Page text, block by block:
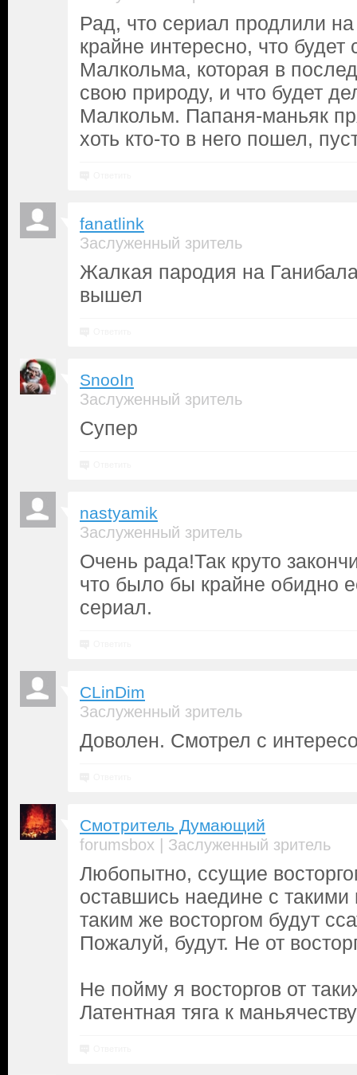
Рад, что сериал продлили на
крайне интересно, что
Малкольма, которая в
свою природу, и что будет
Малкольм. Папаня-маньяк
хоть кто-то в него пошел,
fanatlink
Заслуженный зритель
Жалкая пародия на
вышел
SnooIn
Заслуженный зритель
Супер
nastyamik
Заслуженный зритель
Очень рада!Так круто
что было бы крайне обидно
сериал.
CLinDim
Заслуженный зритель
Доволен. Смотрел с
Смотритель Думающий
forumsbox | Заслуженный зритель
Любопытно, ссущие
оставшись наедине с
таким же восторгом будут
Пожалуй, будут. Не от
Не пойму я восторгов от
Латентная тяга к